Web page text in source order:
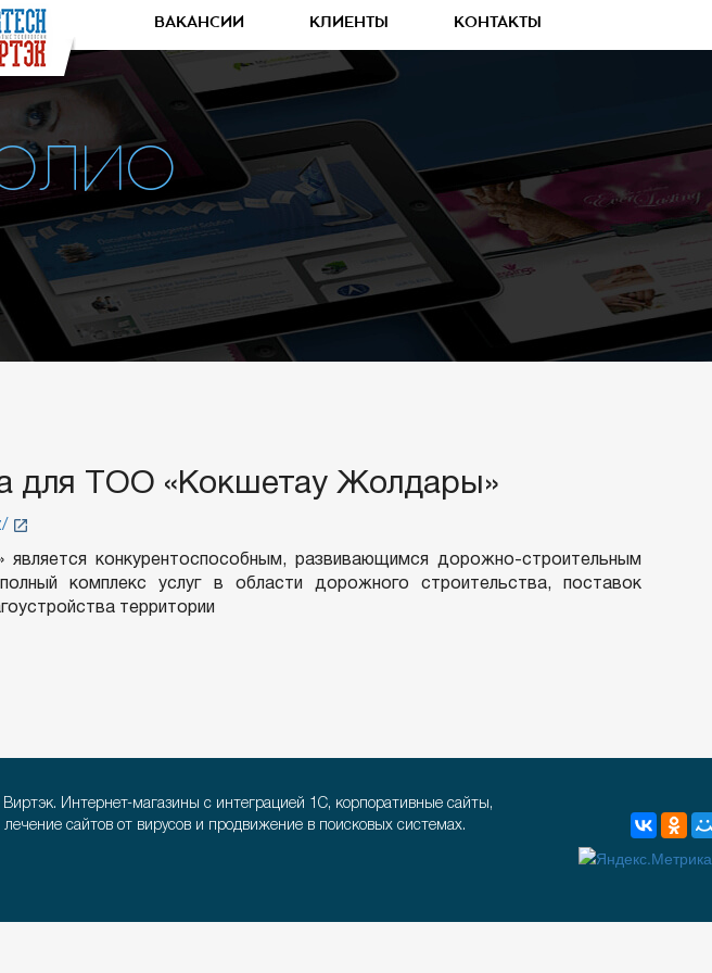
ВАКАНСИИ КЛИЕНТЫ КОНТАКТЫ
для TOO «Кокшетау Жолдары»
конкурентоспособным, развивающимся дорожно-строительным
комплекс услуг в области дорожного строительства, поставок
территории
Интернет-магазины с интеграцией 1С, корпоративные сайты,
сайтов от вирусов и продвижение в поисковых системах.